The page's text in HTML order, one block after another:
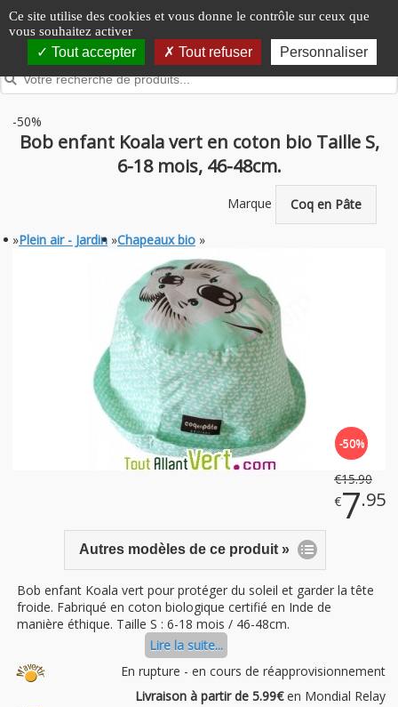
Panneau de gestion des cookies
Ce site utilise des cookies et vous donne le contrôle sur ceux que
vous souhaitez activer
Tout accepter Tout refuser Personnaliser
-50%
Bob enfant Koala vert en coton bio Taille S,
6-18 mois, 46-48cm.
Marque Coq en Pâte
»Plein air - Jardin »Chapeaux bio »
-50%
€15.90
€7.95
Autres modèles de ce produit »
Bob enfant Koala vert pour protéger du soleil et garder la tête
froide. Fabriqué en coton biologique certifié en Inde de
manière éthique. Taille S : 6-18 mois / 46-48cm.
Lire la suite...
En rupture - en cours de réapprovisionnement
Livraison à partir de 5.99€en Mondial Relay